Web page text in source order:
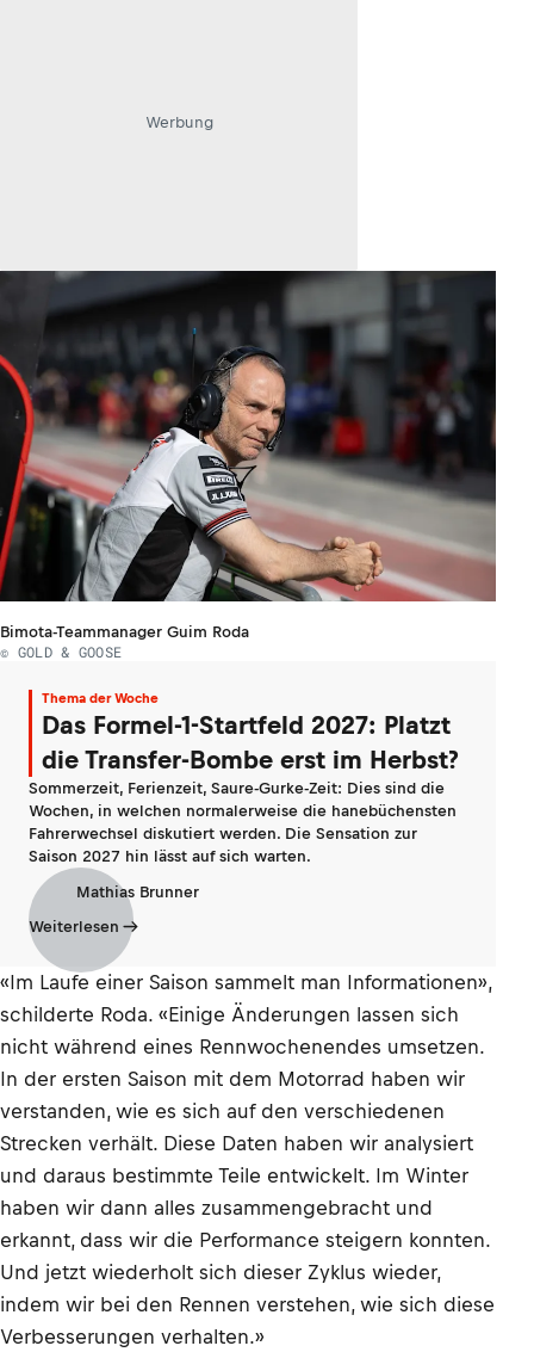
Werbung
Bimota-Teammanager Guim Roda
© GOLD & GOOSE
Thema der Woche
Das Formel-1-Startfeld 2027: Platzt
die Transfer-Bombe erst im Herbst?
Sommerzeit, Ferienzeit, Saure-Gurke-Zeit: Dies sind die
Wochen, in welchen normalerweise die hanebüchensten
Fahrerwechsel diskutiert werden. Die Sensation zur
Saison 2027 hin lässt auf sich warten.
Mathias Brunner
Weiterlesen
«Im Laufe einer Saison sammelt man Informationen»,
schilderte Roda. «Einige Änderungen lassen sich
nicht während eines Rennwochenendes umsetzen.
In der ersten Saison mit dem Motorrad haben wir
verstanden, wie es sich auf den verschiedenen
Strecken verhält. Diese Daten haben wir analysiert
und daraus bestimmte Teile entwickelt. Im Winter
haben wir dann alles zusammengebracht und
erkannt, dass wir die Performance steigern konnten.
Und jetzt wiederholt sich dieser Zyklus wieder,
indem wir bei den Rennen verstehen, wie sich diese
Verbesserungen verhalten.»